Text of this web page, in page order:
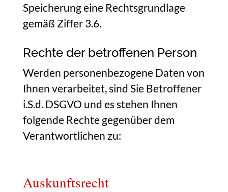
Speicherung eine Rechtsgrundlage
gemäß Ziffer 3.6.
Rechte der betroffenen Person
Werden personenbezogene Daten von
Ihnen verarbeitet, sind Sie Betroffener
i.S.d. DSGVO und es stehen Ihnen
folgende Rechte gegenüber dem
Verantwortlichen zu:
Auskunftsrecht